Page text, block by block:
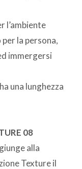
l’ambiente
la persona,
immergersi
una lunghezza
08
alla
Texture il